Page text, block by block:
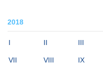
2018
I II III
VII VIII IX